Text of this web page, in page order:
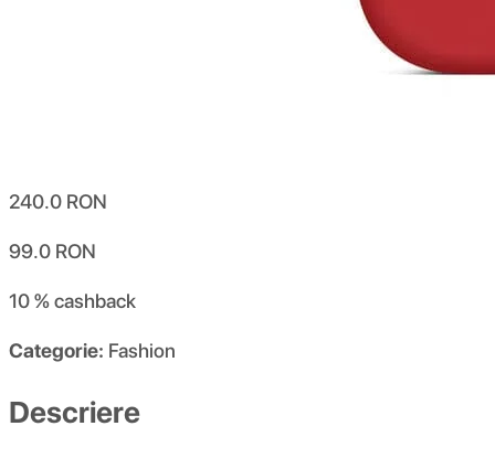
240.0 RON
99.0 RON
10 %cashback
Categorie: Fashion
Descriere